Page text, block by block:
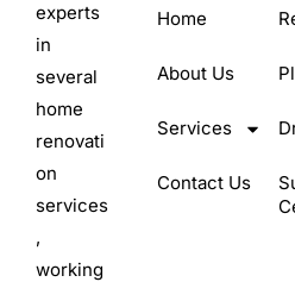
experts
in
several
home
renovati
on
services
,
working
Home
About Us
Services
Contact Us